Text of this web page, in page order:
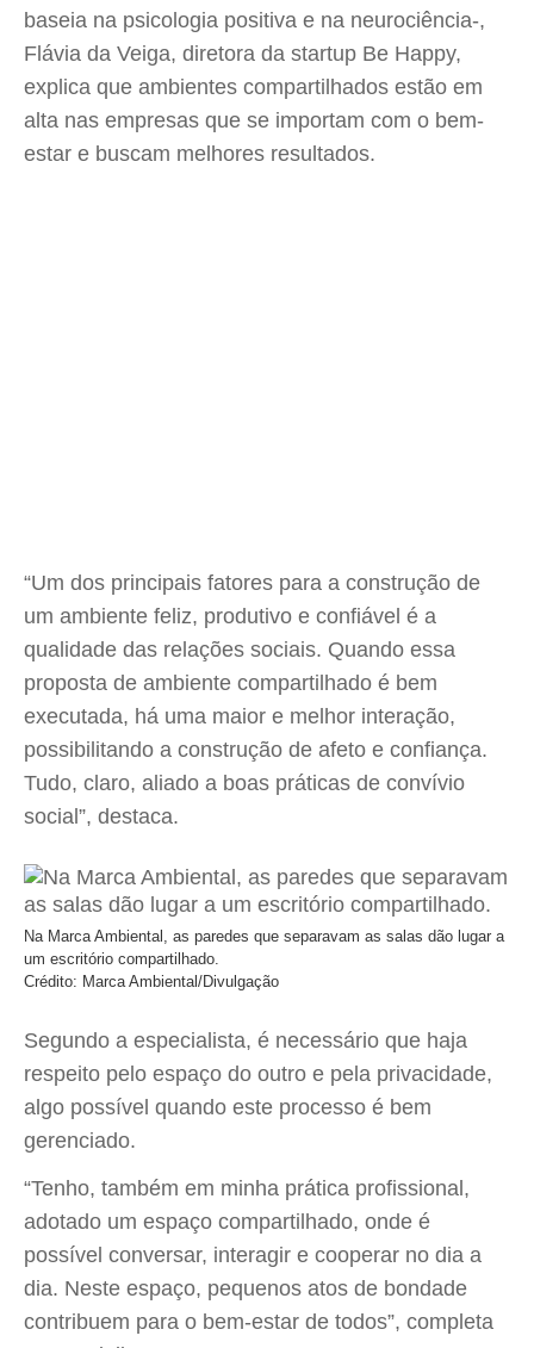
baseia na psicologia positiva e na neurociência-,
Flávia da Veiga, diretora da startup Be Happy,
explica que ambientes compartilhados estão em
alta nas empresas que se importam com o bem-
estar e buscam melhores resultados.
“Um dos principais fatores para a construção de
um ambiente feliz, produtivo e confiável é a
qualidade das relações sociais. Quando essa
proposta de ambiente compartilhado é bem
executada, há uma maior e melhor interação,
possibilitando a construção de afeto e confiança.
Tudo, claro, aliado a boas práticas de convívio
social”, destaca.
Na Marca Ambiental, as paredes que separavam as salas dão lugar a
um escritório compartilhado.
Crédito: Marca Ambiental/Divulgação
Segundo a especialista, é necessário que haja
respeito pelo espaço do outro e pela privacidade,
algo possível quando este processo é bem
gerenciado.
“Tenho, também em minha prática profissional,
adotado um espaço compartilhado, onde é
possível conversar, interagir e cooperar no dia a
dia. Neste espaço, pequenos atos de bondade
contribuem para o bem-estar de todos”, completa